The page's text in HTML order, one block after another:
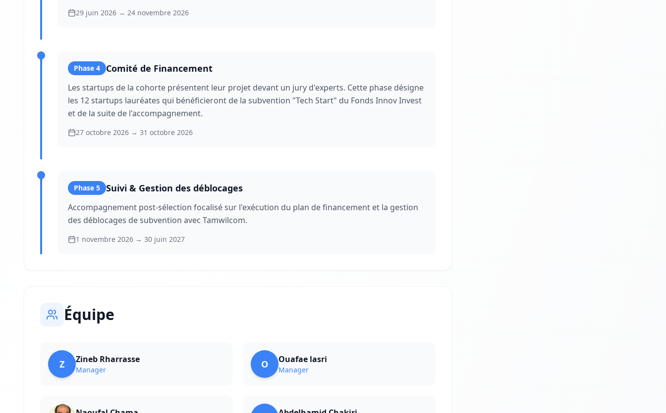
29 juin 2026 → 24 novembre 2026
Phase 4 Comité de Financement
Les startups de la cohorte présentent leur projet devant un jury d'experts. Cette phase désigne
les 12 startups lauréates qui bénéficieront de la subvention "Tech Start" du Fonds Innov Invest
et de la suite de l'accompagnement.
27 octobre 2026 → 31 octobre 2026
Phase 5 Suivi & Gestion des déblocages
Accompagnement post-sélection focalisé sur l'exécution du plan de financement et la gestion
des déblocages de subvention avec Tamwilcom.
1 novembre 2026 → 30 juin 2027
Équipe
Z Zineb Rharrasse
Manager O Ouafae lasri
Manager